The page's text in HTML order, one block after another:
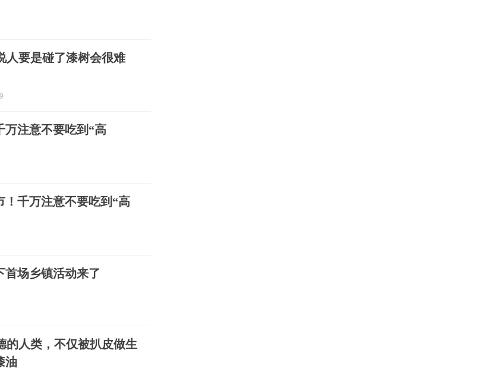
人要是碰了漆树会很难
万注意不要吃到“高
！千万注意不要吃到“高
首场乡镇活动来了
的人类，不仅被扒皮做生
油